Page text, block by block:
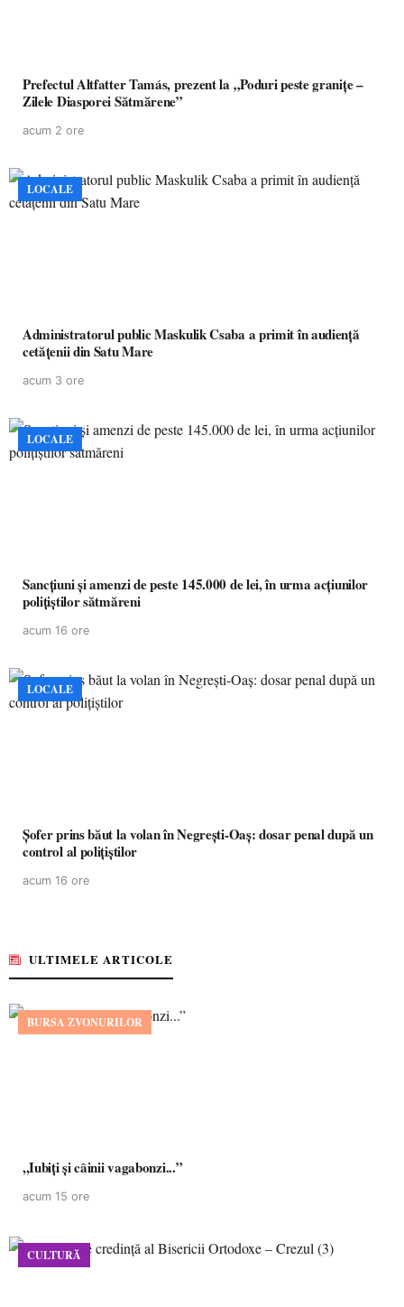
Prefectul Altfatter Tamás, prezent la „Poduri peste granițe –
Zilele Diasporei Sătmărene”
acum 2 ore
LOCALE
Administratorul public Maskulik Csaba a primit în audiență
cetățenii din Satu Mare
acum 3 ore
LOCALE
Sancțiuni și amenzi de peste 145.000 de lei, în urma acțiunilor
polițiștilor sătmăreni
acum 16 ore
LOCALE
Șofer prins băut la volan în Negrești-Oaș: dosar penal după un
control al polițiștilor
acum 16 ore
ULTIMELE ARTICOLE
BURSA ZVONURILOR
,,Iubiți și câinii vagabonzi...”
acum 15 ore
CULTURĂ